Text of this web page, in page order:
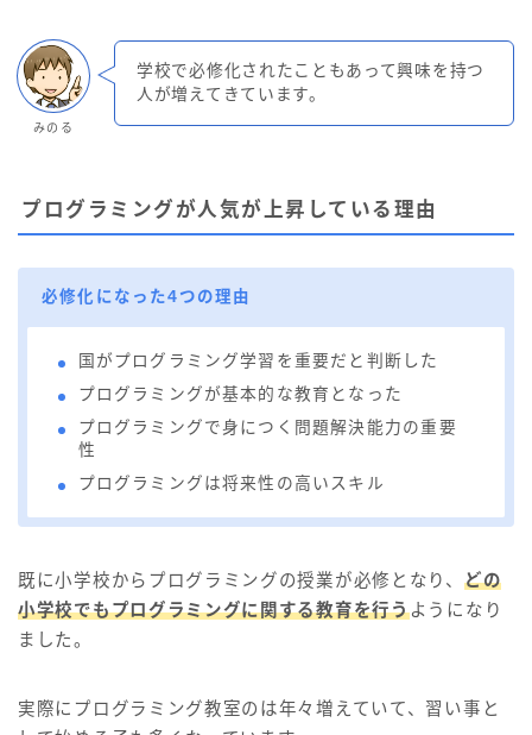
みのる
学校で必修化されたこともあって興味を持つ
人が増えてきています。
プログラミングが人気が上昇している理由
必修化になった4つの理由
国がプログラミング学習を重要だと判断した
プログラミングが基本的な教育となった
プログラミングで身につく問題解決能力の重要
性
プログラミングは将来性の高いスキル
既に小学校からプログラミングの授業が必修となり、 どの
小学校でもプログラミングに関する教育を行うようになり
ました。
実際にプログラミング教室のは年々増えていて、習い事と